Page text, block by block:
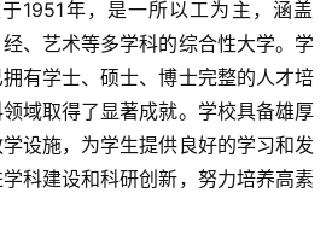
、艺术等多学科的综合性大学。学
有学士、硕士、博士完整的人才培
域取得了显著成就。学校具备雄厚
设施，为学生提供良好的学习和发
科建设和科研创新，努力培养高素